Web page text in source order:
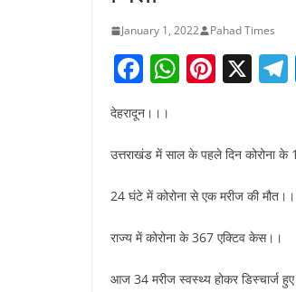
January 1, 2022 Pahad Times
F
c
e
b
o
o
k
W
s
A
p
p
Pi
e
st
X
a
m
देहरादून।।।
उत्तराखंड में साल के पहले दिन कोरोना
24 घंटे में कोरोना से एक मरीज की मौत।।
राज्य में कोरोना के 367 एक्टिव केस।।
आज 34 मरीज स्वस्थ्य होकर डिस्चार्ज